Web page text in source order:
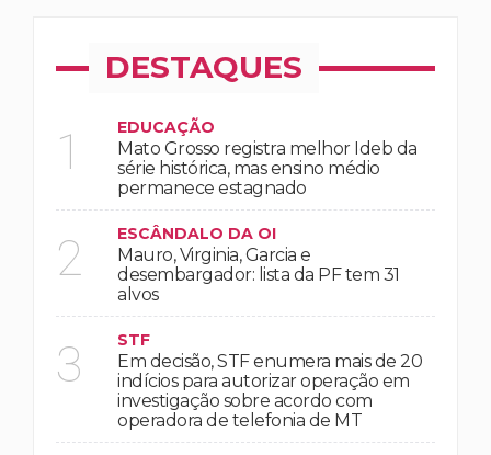
DESTAQUES
1 EDUCAÇÃO
Mato Grosso registra melhor Ideb da
série histórica, mas ensino médio
permanece estagnado
2 ESCÂNDALO DA OI
Mauro, Virginia, Garcia e
desembargador: lista da PF tem 31
alvos
3 STF
Em decisão, STF enumera mais de 20
indícios para autorizar operação em
investigação sobre acordo com
operadora de telefonia de MT